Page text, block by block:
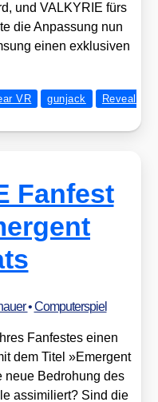
und VALKYRIE fürs
die Anpas­sung nun
einen exklu­si­ven
VR gunjack
Reveal
Fanfest
•Computerspiel
Fan­fes­tes einen
dem Titel »Emer­gent
neue Bedro­hung des
assi­mi­liert? Sind die